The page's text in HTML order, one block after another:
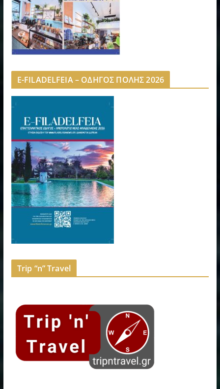
E-FILADELFEIA – ΟΔΗΓΟΣ ΠΟΛΗΣ 2026
Trip “n” Travel